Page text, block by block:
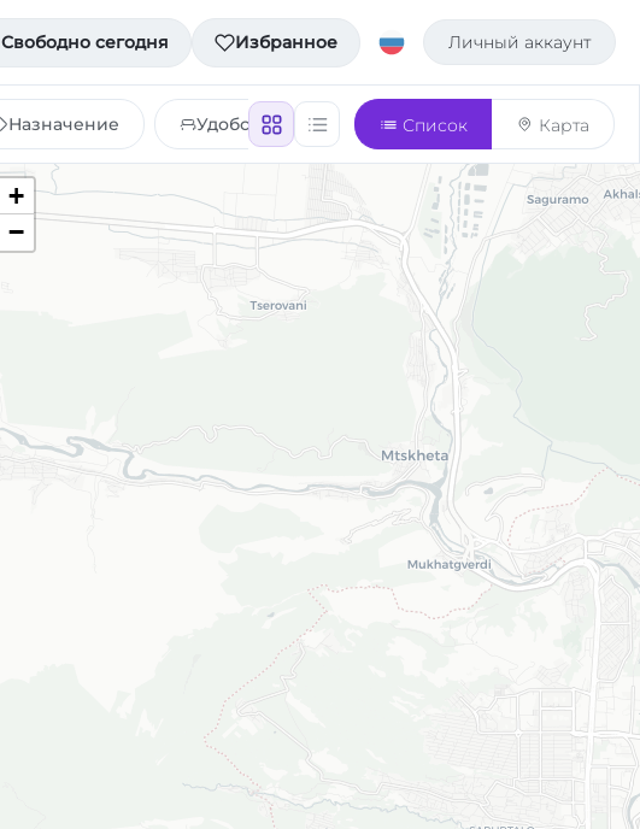
Свободно сегодня Избранное Личный аккаунт
Назначение Удобства Список Карта
+
−